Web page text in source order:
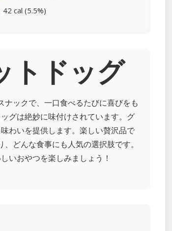
42 cal (5.5%)
トドッグ
ックで、一口食べるたびに喜びをも
グは絶妙に味付けされています。グ
わいを提供します。楽しい贅沢品で
どんな食事にも人気の選択肢です。
いおやつを楽しみましょう！